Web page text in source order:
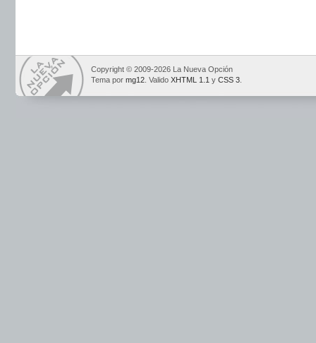
Copyright © 2009-2026 La Nueva Opción
Tema por mg12 . Valido XHTML 1.1 y CSS 3